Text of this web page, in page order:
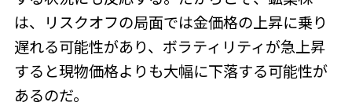
は、リスクオフの局面では金価格の上昇に乗り
遅れる可能性があり、ボラティリティが急上昇
すると現物価格よりも大幅に下落する可能性が
あるのだ。